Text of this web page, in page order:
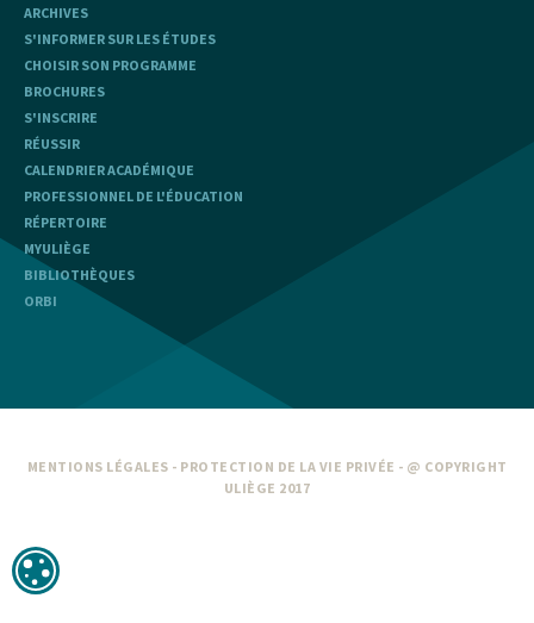
ARCHIVES
S'INFORMER SUR LES ÉTUDES
CHOISIR SON PROGRAMME
BROCHURES
S'INSCRIRE
RÉUSSIR
CALENDRIER ACADÉMIQUE
PROFESSIONNEL DE L'ÉDUCATION
RÉPERTOIRE
MYULIÈGE
BIBLIOTHÈQUES
ORBI
MENTIONS LÉGALES - PROTECTION DE LA VIE PRIVÉE - @ COPYRIGHT
ULIÈGE 2017